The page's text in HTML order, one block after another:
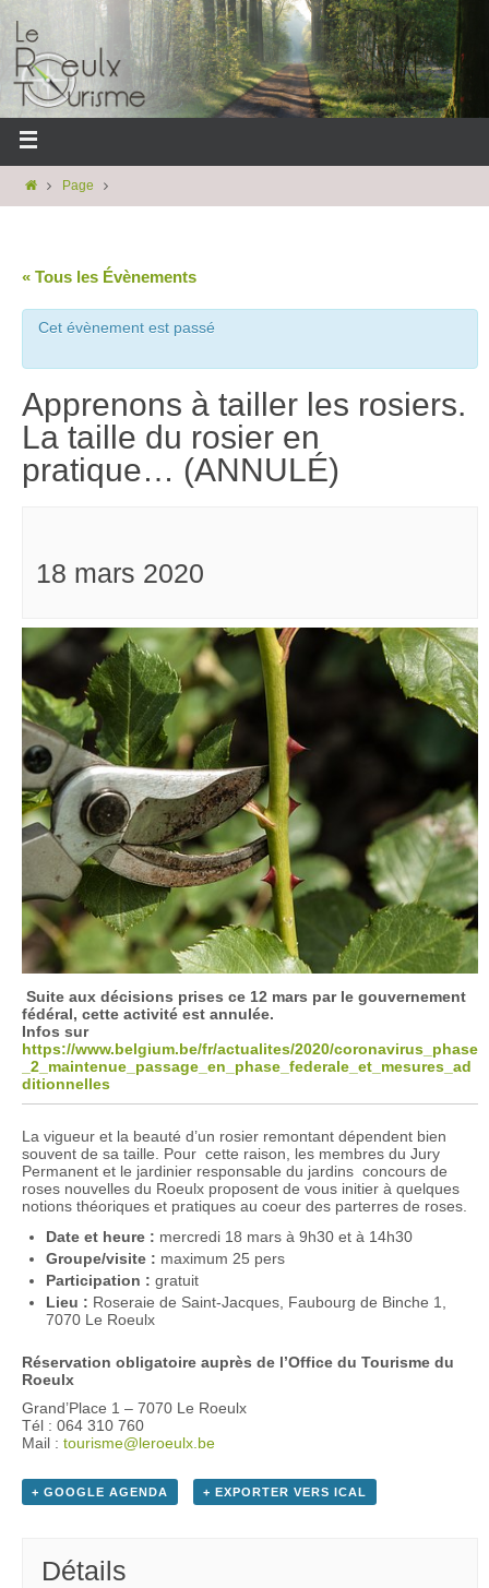
Page
« Tous les Évènements
Cet évènement est passé
Apprenons à tailler les rosiers.
La taille du rosier en
pratique… (ANNULÉ)
18 mars 2020
Suite aux décisions prises ce 12 mars par le gouvernement
fédéral, cette activité est annulée.
Infos sur
https://www.belgium.be/fr/actualites/2020/coronavirus_phase
_2_maintenue_passage_en_phase_federale_et_mesures_ad
ditionnelles
La vigueur et la beauté d’un rosier remontant dépendent bien
souvent de sa taille. Pour cette raison, les membres du Jury
Permanent et le jardinier responsable du jardins concours de
roses nouvelles du Roeulx proposent de vous initier à quelques
notions théoriques et pratiques au coeur des parterres de roses.
Date et heure : mercredi 18 mars à 9h30 et à 14h30
Groupe/visite : maximum 25 pers
Participation : gratuit
Lieu : Roseraie de Saint-Jacques, Faubourg de Binche 1,
7070 Le Roeulx
Réservation obligatoire auprès de l’Office du Tourisme du
Roeulx
Grand’Place 1 – 7070 Le Roeulx
Tél : 064 310 760
Mail : tourisme@leroeulx.be
+ GOOGLE AGENDA + EXPORTER VERS ICAL
Détails